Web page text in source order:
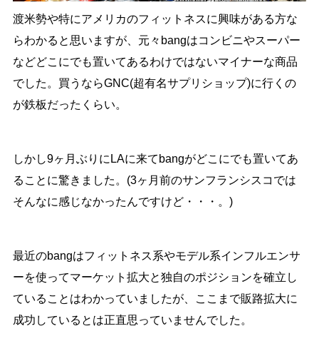
渡米勢や特にアメリカのフィットネスに興味がある方な
らわかると思いますが、元々bangはコンビニやスーパー
などどこにでも置いてあるわけではないマイナーな商品
でした。買うならGNC(超有名サプリショップ)に行くの
が鉄板だったくらい。
しかし9ヶ月ぶりにLAに来てbangがどこにでも置いてあ
ることに驚きました。(3ヶ月前のサンフランシスコでは
そんなに感じなかったんですけど・・・。)
最近のbangはフィットネス系やモデル系インフルエンサ
ーを使ってマーケット拡大と独自のポジションを確立し
ていることはわかっていましたが、ここまで販路拡大に
成功しているとは正直思っていませんでした。